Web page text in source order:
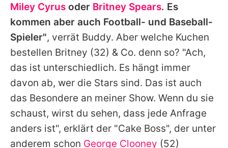
Miley Cyrus oder Britney Spears. Es
kommen aber auch Football- und Baseball-
Spieler", verrät Buddy. Aber welche Kuchen
bestellen Britney (32) & Co. denn so? "Ach,
das ist unterschiedlich. Es hängt immer
davon ab, wer die Stars sind. Das ist auch
das Besondere an meiner Show. Wenn du sie
schaust, wirst du sehen, dass jede Anfrage
anders ist", erklärt der "Cake Boss", der unter
anderem schon George Clooney (52)